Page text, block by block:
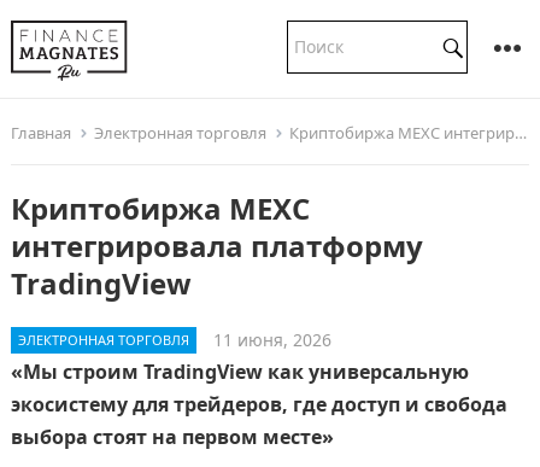
Главная Электронная торговля Криптобиржа MEXC интегрировала платформу TradingView
Криптобиржа MEXC
интегрировала платформу
TradingView
ЭЛЕКТРОННАЯ ТОРГОВЛЯ 11 июня, 2026
«Мы строим TradingView как универсальную
экосистему для трейдеров, где доступ и свобода
выбора стоят на первом месте»